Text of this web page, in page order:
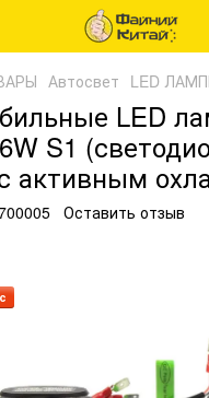
Автосвет LED
LED
S1
активным
Оставить отзыв